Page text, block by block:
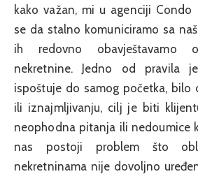
kako važan, mi u agenciji Condo
se da stalno komuniciramo sa
ih redovno obavještavamo
nekretnine. Jedno od pravila
ispoštuje do samog početka, bilo
ili iznajmljivanju, cilj je biti
neophodna pitanja ili nedoumice
nas postoji problem što
nekretninama nije dovoljno